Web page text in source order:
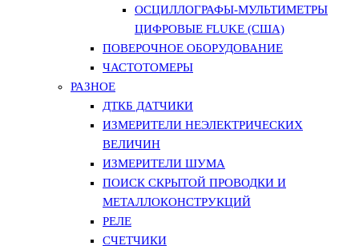
ОСЦИЛЛОГРАФЫ-МУЛЬТИМЕТРЫ
ЦИФРОВЫЕ FLUKE (США)
ПОВЕРОЧНОЕ ОБОРУДОВАНИЕ
ЧАСТОТОМЕРЫ
РАЗНОЕ
ДТКБ ДАТЧИКИ
ИЗМЕРИТЕЛИ НЕЭЛЕКТРИЧЕСКИХ
ВЕЛИЧИН
ИЗМЕРИТЕЛИ ШУМА
ПОИСК СКРЫТОЙ ПРОВОДКИ И
МЕТАЛЛОКОНСТРУКЦИЙ
РЕЛЕ
СЧЕТЧИКИ